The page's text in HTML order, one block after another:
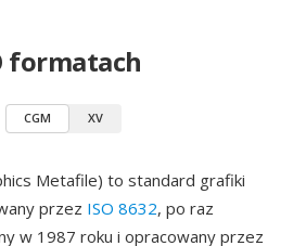
formatach
CGM XV
Metafile) to standard grafiki
przez ISO 8632, po raz
w 1987 roku i opracowany przez